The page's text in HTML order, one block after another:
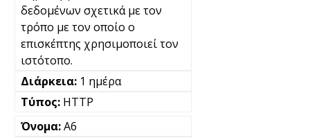
δεδομένων σχετικά με τον
τρόπο με τον οποίο ο
επισκέπτης χρησιμοποιεί τον
ιστότοπο.
1 ημέρα
HTTP
A6